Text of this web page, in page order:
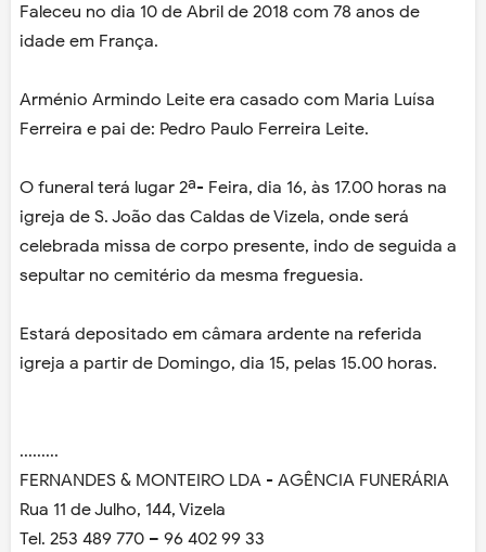
Faleceu no dia 10 de Abril de 2018 com 78 anos de
idade em França.
Arménio Armindo Leite era casado com Maria Luísa
Ferreira e pai de: Pedro Paulo Ferreira Leite.
O funeral terá lugar 2ª- Feira, dia 16, às 17.00 horas na
igreja de S. João das Caldas de Vizela, onde será
celebrada missa de corpo presente, indo de seguida a
sepultar no cemitério da mesma freguesia.
Estará depositado em câmara ardente na referida
igreja a partir de Domingo, dia 15, pelas 15.00 horas.
.........
FERNANDES & MONTEIRO LDA - AGÊNCIA FUNERÁRIA
Rua 11 de Julho, 144, Vizela
Tel. 253 489 770 – 96 402 99 33